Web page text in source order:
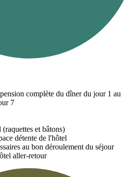
complète du dîner du jour 1 au
7
et bâtons)
détente de l'hôtel
au bon déroulement du séjour
aller-retour